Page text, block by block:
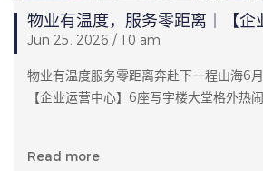
Jun 25, 2026 / 10 am
物业有温度服务零距离奔赴下一程山海6月
【企业运营中心】6座写字楼大堂格外热闹
Read more